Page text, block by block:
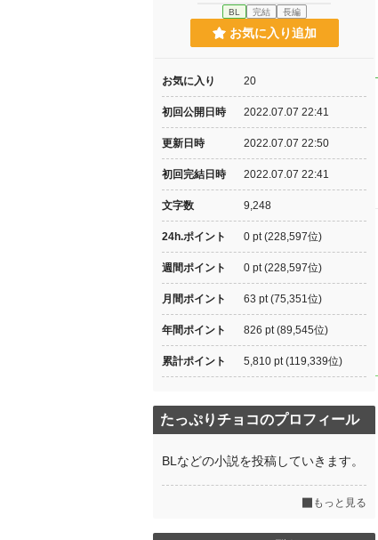
BL 完結 長編
お気に入り追加
お気に入り 20
初回公開日時 2022.07.07 22:41
更新日時 2022.07.07 22:50
初回完結日時 2022.07.07 22:41
文字数 9,248
24h.ポイント 0 pt (228,597位)
週間ポイント 0 pt (228,597位)
月間ポイント 63 pt (75,351位)
年間ポイント 826 pt (89,545位)
累計ポイント 5,810 pt (119,339位)
たっぷりチョコのプロフィール
BLなどの小説を投稿していきます。
もっと見る